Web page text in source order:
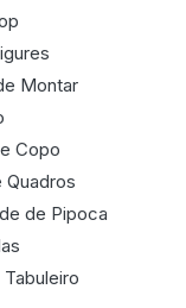
Montar
Copo
Quadros
de Pipoca